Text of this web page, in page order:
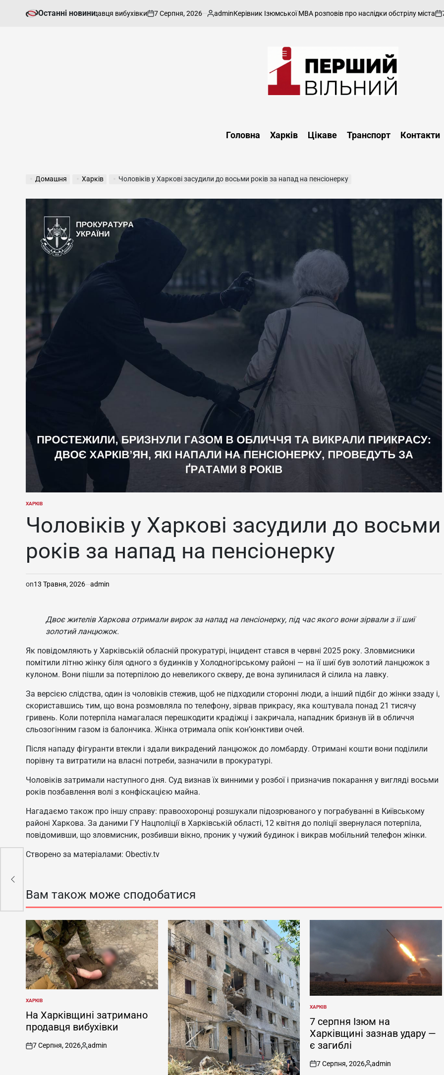
Останні новини
затримано продавця вибухівки
on
7 Серпня, 2026
Опубліковано
adminКерівник Ізюмської МВА розповів про наслідки обстрілу міста
on
7
харківський,
області
Головна Харків Цікаве Транспорт Контакти
Домашня Харків Чоловіків у Харкові засудили до восьми років за напад на пенсіонерку
ОПУБЛІКУВАТИ
ХАРКІВ
Чоловіків у Харкові засудили до восьми
років за напад на пенсіонерку
on13 Травня, 2026 admin
Двоє жителів Харкова отримали вирок за напад на пенсіонерку, під час якого вони зірвали з її шиї
золотий ланцюжок.
Як повідомляють у Харківській обласній прокуратурі, інцидент стався в червні 2025 року. Зловмисники
помітили літню жінку біля одного з будинків у Холодногірському районі — на її шиї був золотий ланцюжок з
кулоном. Вони пішли за потерпілою до невеликого скверу, де вона зупинилася й сілила на лавку.
За версією слідства, один із чоловіків стежив, щоб не підходили сторонні люди, а інший підбіг до жінки ззаду і,
скориставшись тим, що вона розмовляла по телефону, зірвав прикрасу, яка коштувала понад 21 тисячу
гривень. Коли потерпіла намагалася перешкодити крадіжці і закричала, нападник бризнув їй в обличчя
сльозогінним газом із балончика. Жінка отримала опік кон’юнктиви очей.
Після нападу фігуранти втекли і здали викрадений ланцюжок до ломбарду. Отримані кошти вони поділили
порівну та витратили на власні потреби, зазначили в прокуратурі.
Чоловіків затримали наступного дня. Суд визнав їх винними у розбої і призначив покарання у вигляді восьми
років позбавлення волі з конфіскацією майна.
Нагадаємо також про іншу справу: правоохоронці розшукали підозрюваного у пограбуванні в Київському
районі Харкова. За даними ГУ Нацполіції в Харківській області, 12 квітня до поліції звернулася потерпіла,
повідомивши, що зловмисник, розбивши вікно, проник у чужий будинок і викрав мобільний телефон жінки.
Створено за матеріалами: Obectiv.tv
Вам також може сподобатися
ОПУБЛІКУВАТИ
У
ХАРКІВ
На Харківщині затримано
продавця вибухівки
on
7 Серпня, 2026
Опубліковано
admin
ОПУБЛІКУВАТИ
У
ХАРКІВ
7 серпня Ізюм на
Харківщині зазнав удару —
є загиблі
on
7 Серпня, 2026
Опубліковано
admin